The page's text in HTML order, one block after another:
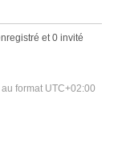
et 0 invité
format UTC+02:00